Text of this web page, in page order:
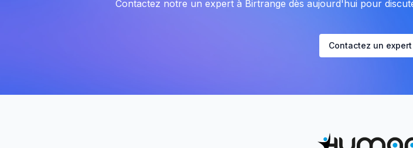
Contactez notre un expert à Birtrange dès aujourd'hui pour
Contactez un